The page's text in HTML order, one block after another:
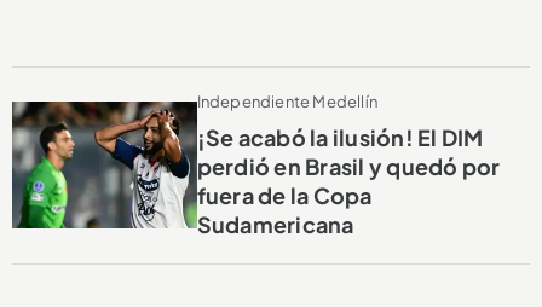
Independiente Medellín
¡Se acabó la ilusión! El DIM
perdió en Brasil y quedó por
fuera de la Copa
Sudamericana